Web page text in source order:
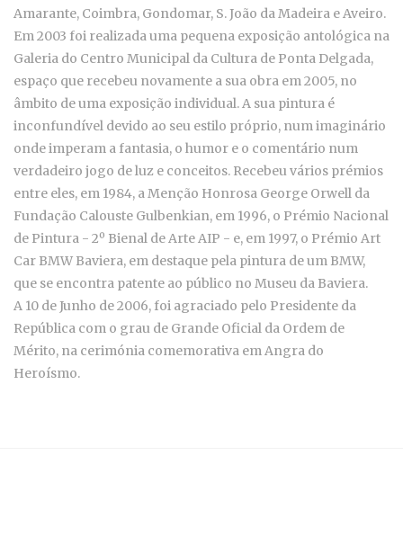
Amarante, Coimbra, Gondomar, S. João da Madeira e Aveiro.
Em 2003 foi realizada uma pequena exposição antológica na
Galeria do Centro Municipal da Cultura de Ponta Delgada,
espaço que recebeu novamente a sua obra em 2005, no
âmbito de uma exposição individual. A sua pintura é
inconfundível devido ao seu estilo próprio, num imaginário
onde imperam a fantasia, o humor e o comentário num
verdadeiro jogo de luz e conceitos. Recebeu vários prémios
entre eles, em 1984, a Menção Honrosa George Orwell da
Fundação Calouste Gulbenkian, em 1996, o Prémio Nacional
de Pintura - 2º Bienal de Arte AIP - e, em 1997, o Prémio Art
Car BMW Baviera, em destaque pela pintura de um BMW,
que se encontra patente ao público no Museu da Baviera.
A 10 de Junho de 2006, foi agraciado pelo Presidente da
República com o grau de Grande Oficial da Ordem de
Mérito, na cerimónia comemorativa em Angra do
Heroísmo.